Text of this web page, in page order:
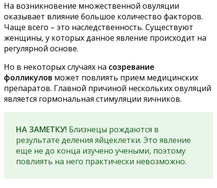
На возникновение множественной овуляции
оказывает влияние большое количество факторов.
Чаще всего – это наследственность. Существуют
женщины, у которых данное явление происходит на
регулярной основе.
Но в некоторых случаях на созревание
фолликулов может повлиять прием медицинских
препаратов. Главной причиной нескольких овуляций
является гормональная стимуляции яичников.
НА ЗАМЕТКУ! Близнецы рождаются в
результате деления яйцеклетки. Это явление
еще не до конца изучено учеными, поэтому
повлиять на него практически невозможно.